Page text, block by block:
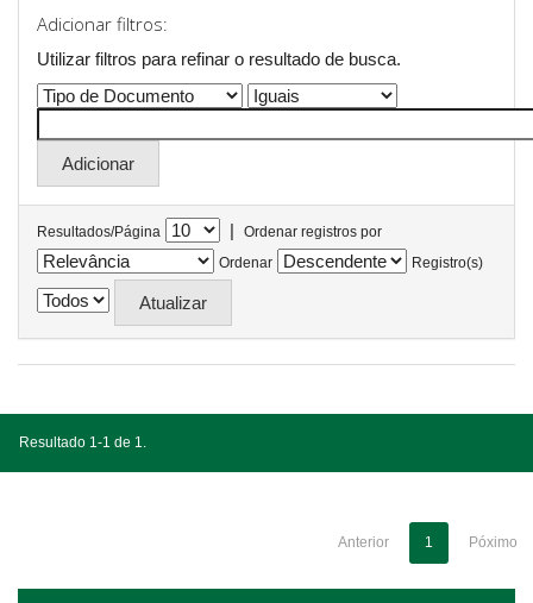
Adicionar filtros:
Utilizar filtros para refinar o resultado de busca.
Resultados/Página |
Ordenar registros por
Ordenar
Registro(s)
Resultado 1-1 de 1.
Anterior 1 Póximo